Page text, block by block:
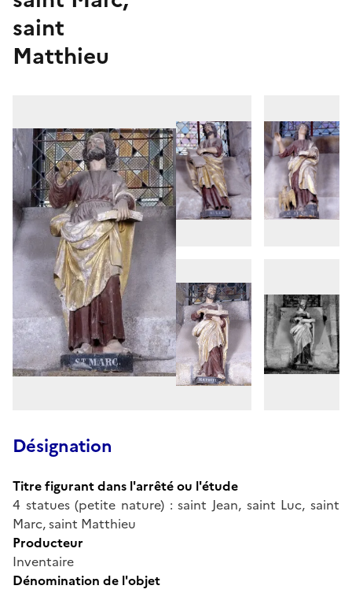
saint
Matthieu
Désignation
Titre figurant dans l'arrêté ou l'étude
4 statues (petite nature) : saint Jean, saint Luc, saint
Marc, saint Matthieu
Producteur
Inventaire
Dénomination de l'objet